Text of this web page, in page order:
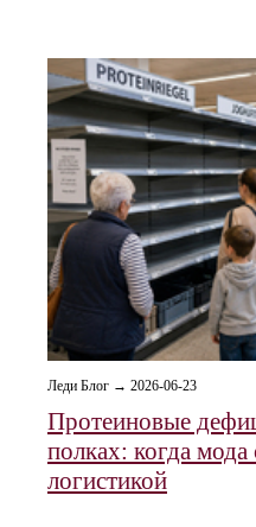
Леди Блог → 2026-06-23
Протеиновые
полках: когда мода
логистикой